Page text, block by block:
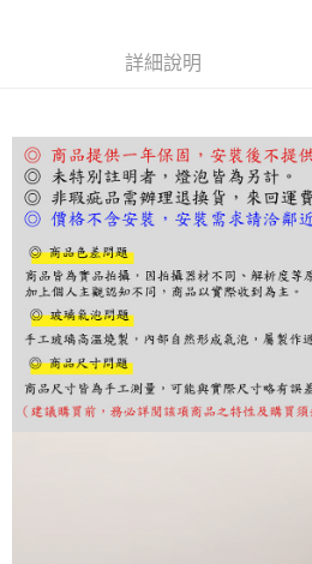
【「AFTEE先享後付」結帳流程】
１．於結帳方式選擇「AFTEE先享後付」後
結帳頁面，進行簡訊認證並確認金額後，即
２．訂單成立數日內，您將收到繳費通知簡
３．收到繳費通知簡訊後14天內，點擊此簡
ATM／網路銀行／等多元方式進行付款，方
※ 請注意：結帳手續完成當下不需立刻繳費
購買商品的店家。未經商家同意取消之訂單
後付繳納相關費用。
※ 交易是否成功請以「AFTEE先享後付 」之
是否繳費成功／繳費後需取消欲退款等相關
客戶支援中心」https://
每筆NT$180，滿NT$5,000(含以上)免
詳細說明